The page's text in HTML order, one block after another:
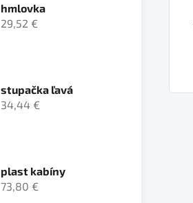
hmlovka
29,52 €
stupačka ľavá
34,44 €
plast kabíny
73,80 €